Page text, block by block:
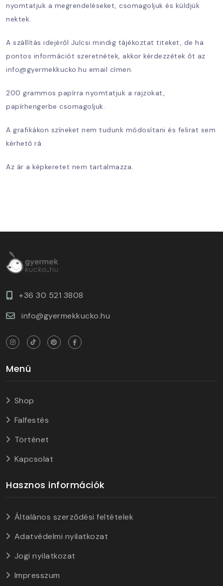
nyomtatjuk a megrendeléseket, csomagoljuk és küldjük
nektek.
A szállítás idejéről Julcsi mindig tájékoztat titeket, de ha
pontos információt szeretnétek, akkor kérdezzétek őt az
info@gyermekkucko.hu email címen.
200 grammos papírra nyomtatjuk a rajzokat,
papírhengerbe csomagoljuk.
A grafikákon színeket nem tudunk módosítani és felirat sem
kérhető rá.
Az ár a képkeretet nem tartalmazza.
+36 30 521 3808
info@gyermekkucko.hu
Menü
Shop
Falfestés
Történet
Kapcsolat
Hasznos információk
Általános szerződési feltételek
Adatvédelmi nyilatkozat
Jogi nyilatkozat
Impresszum